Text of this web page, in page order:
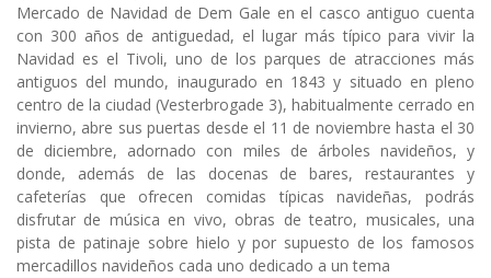
Mercado de Navidad de Dem Gale en el casco antiguo cuenta
con 300 años de antiguedad, el lugar más típico para vivir la
Navidad es el Tivoli, uno de los parques de atracciones más
antiguos del mundo, inaugurado en 1843 y situado en pleno
centro de la ciudad (Vesterbrogade 3), habitualmente cerrado en
invierno, abre sus puertas desde el 11 de noviembre hasta el 30
de diciembre, adornado con miles de árboles navideños, y
donde, además de las docenas de bares, restaurantes y
cafeterías que ofrecen comidas típicas navideñas, podrás
disfrutar de música en vivo, obras de teatro, musicales, una
pista de patinaje sobre hielo y por supuesto de los famosos
mercadillos navideños cada uno dedicado a un tema